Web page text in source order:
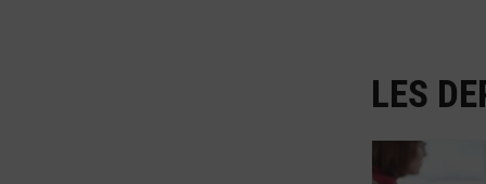
LES